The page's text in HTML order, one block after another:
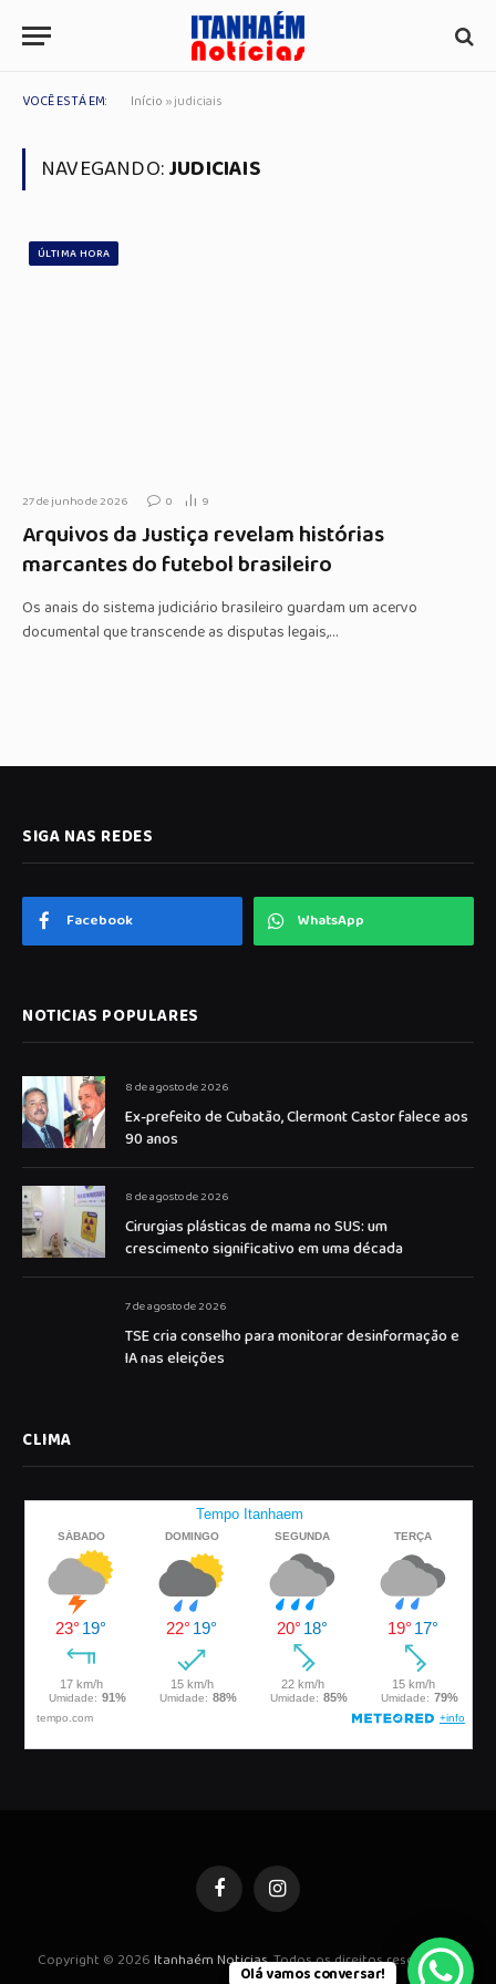
VOCÊ ESTÁ EM: Início »judiciais
NAVEGANDO:JUDICIAIS
ÚLTIMA HORA
27 de junho de 2026 0 9
Arquivos da Justiça revelam histórias
marcantes do futebol brasileiro
Os anais do sistema judiciário brasileiro guardam um acervo
documental que transcende as disputas legais,…
SIGA NAS REDES
Facebook WhatsApp
NOTICIAS POPULARES
8 de agosto de 2026
Ex-prefeito de Cubatão, Clermont Castor falece aos
90 anos
8 de agosto de 2026
Cirurgias plásticas de mama no SUS: um
crescimento significativo em uma década
7 de agosto de 2026
TSE cria conselho para monitorar desinformação e
IA nas eleições
CLIMA
FacebookInstagram
Copyright © 2026Itanhaém Noticias. Todos os direitos reservados.
Olá vamos conversar!